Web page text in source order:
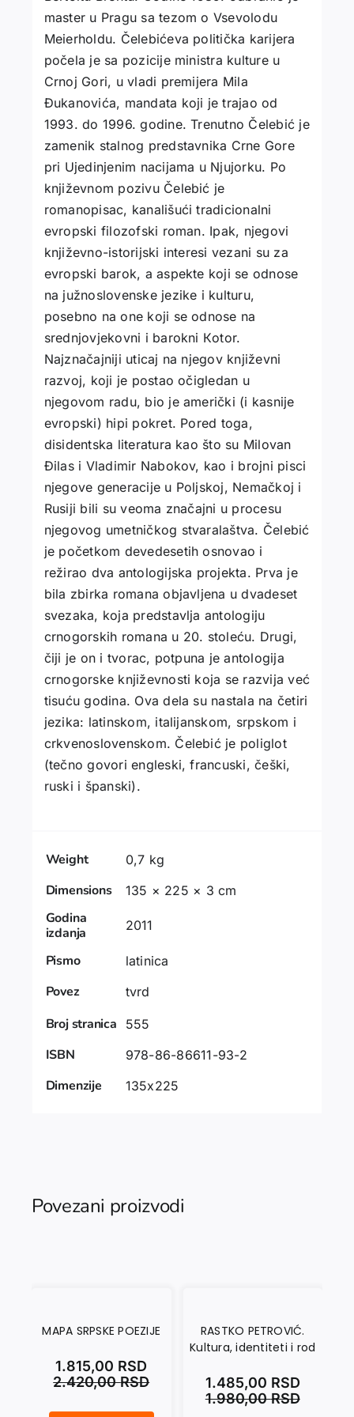
master u Pragu sa tezom o Vsevolodu
Meierholdu. Čelebićeva politička karijera
počela je sa pozicije ministra kulture u
Crnoj Gori, u vladi premijera Mila
Đukanovića, mandata koji je trajao od
1993. do 1996. godine. Trenutno Čelebić je
zamenik stalnog predstavnika Crne Gore
pri Ujedinjenim nacijama u Njujorku. Po
književnom pozivu Čelebić je
romanopisac, kanališući tradicionalni
evropski filozofski roman. Ipak, njegovi
književno-istorijski interesi vezani su za
evropski barok, a aspekte koji se odnose
na južnoslovenske jezike i kulturu,
posebno na one koji se odnose na
srednjovjekovni i barokni Кotor.
Najznačajniji uticaj na njegov književni
razvoj, koji je postao očigledan u
njegovom radu, bio je američki (i kasnije
evropski) hipi pokret. Pored toga,
disidentska literatura kao što su Milovan
Đilas i Vladimir Nabokov, kao i brojni pisci
njegove generacije u Poljskoj, Nemačkoj i
Rusiji bili su veoma značajni u procesu
njegovog umetničkog stvaralaštva. Čelebić
je početkom devedesetih osnovao i
režirao dva antologijska projekta. Prva je
bila zbirka romana objavljena u dvadeset
svezaka, koja predstavlja antologiju
crnogorskih romana u 20. stoleću. Drugi,
čiji je on i tvorac, potpuna je antologija
crnogorske književnosti koja se razvija već
tisuću godina. Ova dela su nastala na četiri
jezika: latinskom, italijanskom, srpskom i
crkvenoslovenskom. Čelebić je poliglot
(tečno govori engleski, francuski, češki,
ruski i španski).
Weight 0,7 kg
Dimensions 135 × 225 × 3 cm
Godina
izdanja
2011
Pismo latinica
Povez tvrd
Broj stranica 555
ISBN 978-86-86611-93-2
Dimenzije 135x225
Povezani proizvodi
MAPA SRPSKE POEZIJE
2.420,00RSD
1.815,00 RSD
RASTKO PETROVIĆ.
Kultura, identiteti i rod
1.980,00RSD
1.485,00 RSD